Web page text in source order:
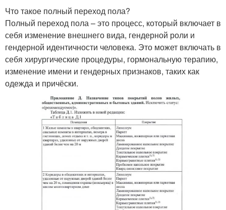
Что такое полный переход пола?
Полный переход пола – это процесс, который включает в
себя изменение внешнего вида, гендерной роли и
гендерной идентичности человека. Это может включать в
себя хирургические процедуры, гормональную терапию,
изменение имени и гендерных признаков, таких как
одежда и причёски.